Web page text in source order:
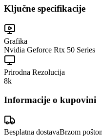
Ključne specifikacije
Grafika
Nvidia Geforce Rtx 50 Series
Prirodna Rezolucija
8k
Informacije o kupovini
Besplatna dostavaBrzom